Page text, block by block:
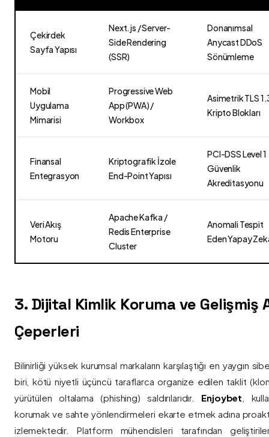
Çekirdek
Sayfa Yapısı
Next.js / Server-
Side Rendering
(SSR)
Donanımsal
Anycast DDoS
Sönümleme
Mobil
Uygulama
Mimarisi
Progressive Web
App (PWA) /
Workbox
Asimetrik TLS
Kripto Blokları
Finansal
Entegrasyon
Kriptografik İzole
End-Point Yapısı
PCI-DSS Level 1
Güvenlik
Akreditasyonu
Veri Akış
Motoru
Apache Kafka /
Redis Enterprise
Cluster
Anomali Tespit
Eden Yapay
3. Dijital Kimlik Koruma ve Gelişmiş
Çeperleri
Bilinirliği yüksek kurumsal markaların karşılaştığı en yaygın
biri, kötü niyetli üçüncü taraflarca organize edilen taklit
yürütülen oltalama (phishing) saldırılarıdır. Enjoybet ,
korumak ve sahte yönlendirmeleri ekarte etmek adına
izlemektedir. Platform mühendisleri tarafından